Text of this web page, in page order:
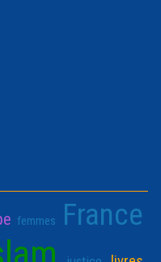
femmes France